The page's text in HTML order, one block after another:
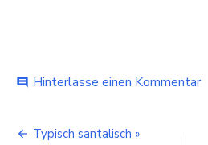
comment Hinterlasse einen Kommentarbei
Typisch santalisch »